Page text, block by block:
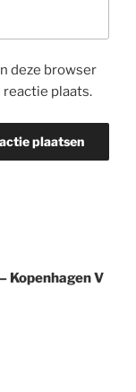
deze browser
reactie plaats.
Kopenhagen V